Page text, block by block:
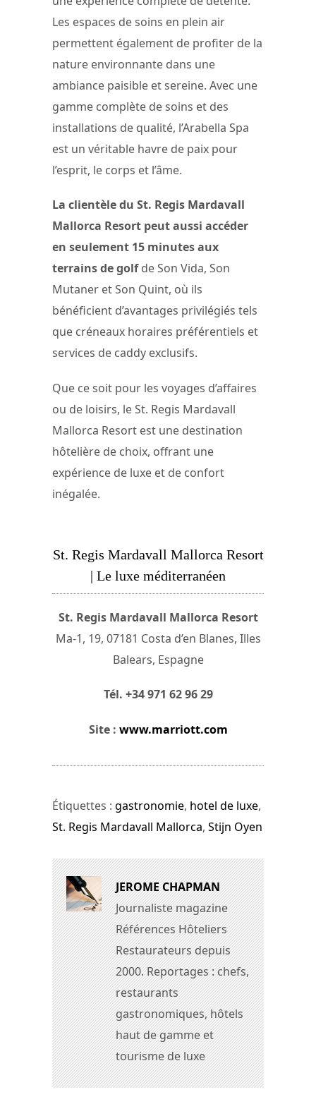
Les espaces de soins en plein air
permettent également de profiter de la
nature environnante dans une
ambiance paisible et sereine. Avec une
gamme complète de soins et des
installations de qualité, l’Arabella Spa
est un véritable havre de paix pour
l’esprit, le corps et l’âme.
La clientèle du St. Regis Mardavall
Mallorca Resort peut aussi accéder
en seulement 15 minutes aux
terrains de golfde Son Vida, Son
Mutaner et Son Quint, où ils
bénéficient d’avantages privilégiés tels
que créneaux horaires préférentiels et
services de caddy exclusifs.
Que ce soit pour les voyages d’affaires
ou de loisirs, le St. Regis Mardavall
Mallorca Resort est une destination
hôtelière de choix, offrant une
expérience de luxe et de confort
inégalée.
St. Regis Mardavall Mallorca Resort
| Le luxe méditerranéen
St. Regis Mardavall Mallorca Resort
Ma-1, 19, 07181 Costa d’en Blanes, Illes
Balears, Espagne
Tél. +34 971 62 96 29
Site : www.marriott.com
Étiquettes : gastronomie, hotel de luxe,
St. Regis Mardavall Mallorca, Stijn Oyen
JEROME CHAPMAN
Journaliste magazine
Références Hôteliers
Restaurateurs depuis
2000. Reportages : chefs,
restaurants
gastronomiques, hôtels
haut de gamme et
tourisme de luxe